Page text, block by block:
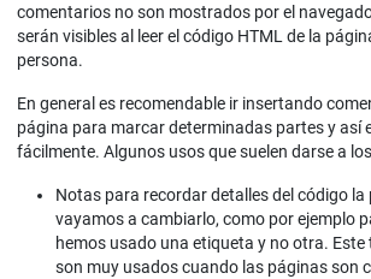
comentarios no son mostrados por el
serán visibles al leer el código HTML de la
persona.
En general es recomendable ir insertando
página para marcar determinadas partes y así
fácilmente. Algunos usos que suelen darse a
Notas para recordar detalles del código la
vayamos a cambiarlo, como por ejemplo
hemos usado una etiqueta y no otra.
son muy usados cuando las páginas son